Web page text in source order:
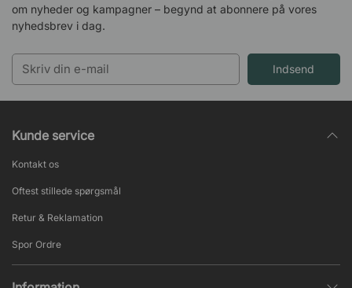
om nyheder og kampagner – begynd at abonnere på vores
nyhedsbrev i dag.
Indsend
Kunde service
Kontakt os
Oftest stillede spørgsmål
Retur & Reklamation
Spor Ordre